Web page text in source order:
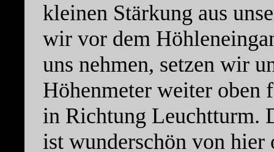
kleinen Stärkung aus
wir vor dem
uns nehmen, setzen wir
Höhenmeter weiter oben
in Richtung Leuchtturm.
ist wunderschön von